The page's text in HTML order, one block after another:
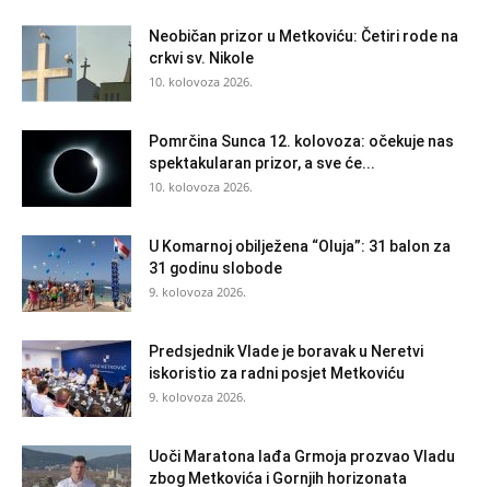
Neobičan prizor u Metkoviću: Četiri rode na
crkvi sv. Nikole
10. kolovoza 2026.
Pomrčina Sunca 12. kolovoza: očekuje nas
spektakularan prizor, a sve će...
10. kolovoza 2026.
U Komarnoj obilježena “Oluja”: 31 balon za
31 godinu slobode
9. kolovoza 2026.
Predsjednik Vlade je boravak u Neretvi
iskoristio za radni posjet Metkoviću
9. kolovoza 2026.
Uoči Maratona lađa Grmoja prozvao Vladu
zbog Metkovića i Gornjih horizonata